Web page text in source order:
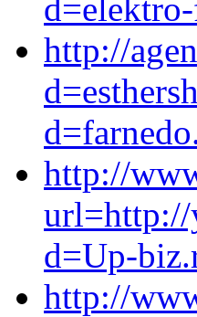
http://
http://
url=http://
d=Up-
http://